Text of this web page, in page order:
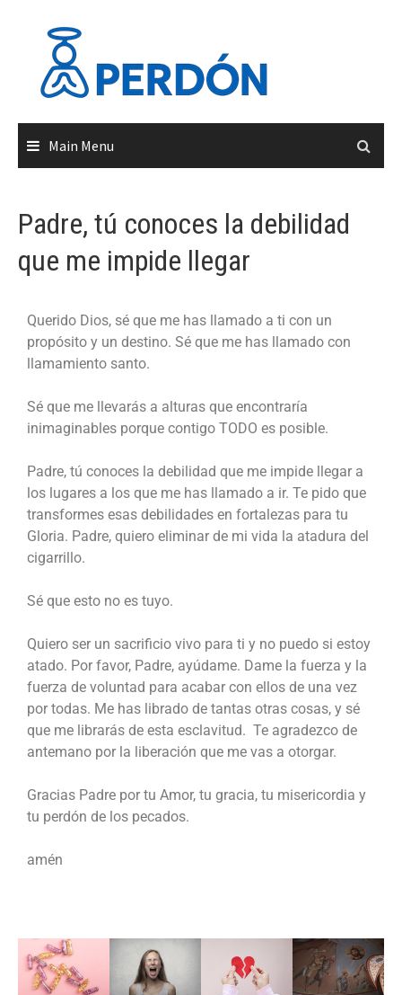
Main Menu
Padre, tú conoces la debilidad
que me impide llegar
Querido Dios, sé que me has llamado a ti con un
propósito y un destino. Sé que me has llamado con
llamamiento santo.
Sé que me llevarás a alturas que encontraría
inimaginables porque contigo TODO es posible.
Padre, tú conoces la debilidad que me impide llegar a
los lugares a los que me has llamado a ir. Te pido que
transformes esas debilidades en fortalezas para tu
Gloria. Padre, quiero eliminar de mi vida la atadura del
cigarrillo.
Sé que esto no es tuyo.
Quiero ser un sacrificio vivo para ti y no puedo si estoy
atado. Por favor, Padre, ayúdame. Dame la fuerza y la
fuerza de voluntad para acabar con ellos de una vez
por todas. Me has librado de tantas otras cosas, y sé
que me librarás de esta esclavitud. Te agradezco de
antemano por la liberación que me vas a otorgar.
Gracias Padre por tu Amor, tu gracia, tu misericordia y
tu perdón de los pecados.
amén